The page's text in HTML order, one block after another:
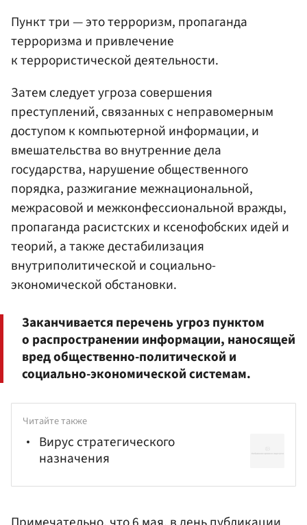
Пункт три — это терроризм, пропаганда
терроризма и привлечение
к террористической деятельности.
Затем следует угроза совершения
преступлений, связанных с неправомерным
доступом к компьютерной информации, и
вмешательства во внутренние дела
государства, нарушение общественного
порядка, разжигание межнациональной,
межрасовой и межконфессиональной вражды,
пропаганда расистских и ксенофобских идей и
теорий, а также дестабилизация
внутриполитической и социально-
экономической обстановки.
Заканчивается перечень угроз пунктом
о распространении информации, наносящей
вред общественно-политической и
социально-экономической системам.
Читайте также
Вирус стратегического
назначения